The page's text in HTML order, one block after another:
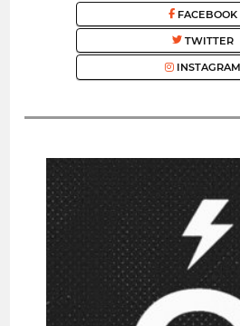
FACEBOOK
TWITTER
INSTAGRAM